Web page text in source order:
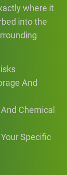
where it
into the
And
Chemical
Specific